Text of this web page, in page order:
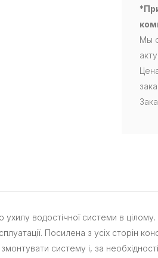
Мы
водостічної системи в
Посилена з усіх сторін
систему і, за